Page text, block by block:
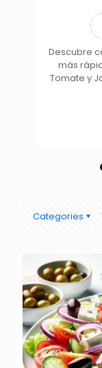
Descubre
más
Tomate y
Categories